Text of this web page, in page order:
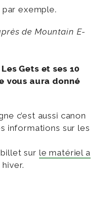
par exemple.
de Mountain E-
Gets et ses 10
vous aura donné
c’est aussi canon
informations sur les
sur le matériel a
hiver.